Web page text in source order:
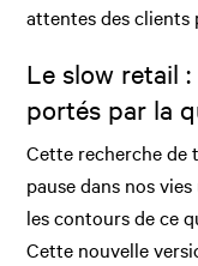
attentes des
Le slow retail
portés par la
Cette recherche de
pause dans nos
les contours de ce
Cette nouvelle